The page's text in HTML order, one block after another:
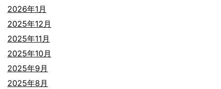
2026年1月
2025年12月
2025年11月
2025年10月
2025年9月
2025年8月